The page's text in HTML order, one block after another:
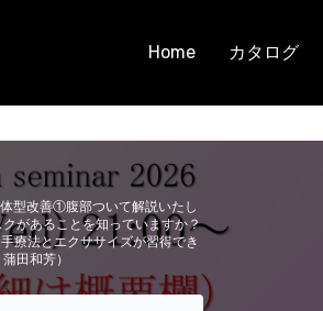
Home カタログ
型改善①腹部ついて解説いたし
があることを知っていますか？
療法とエクササイズが習得でき
田和芳）